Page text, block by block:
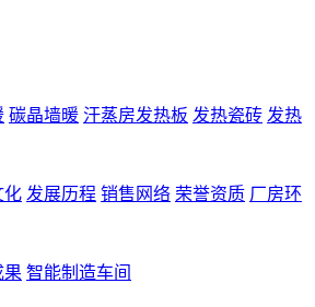
碳晶墙暖 汗蒸房发热板 发热瓷砖 发热
化 发展历程 销售网络 荣誉资质 厂房环
果 智能制造车间